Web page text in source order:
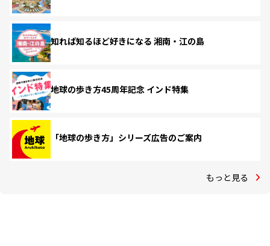
知れば知るほど好きになる 湘南・江の島
地球の歩き方45周年記念 インド特集
「地球の歩き方」シリーズ広告のご案内
もっと見る